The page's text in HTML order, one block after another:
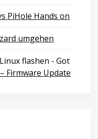
PiHole Hands on
umgehen
flashen - Got
Firmware Update